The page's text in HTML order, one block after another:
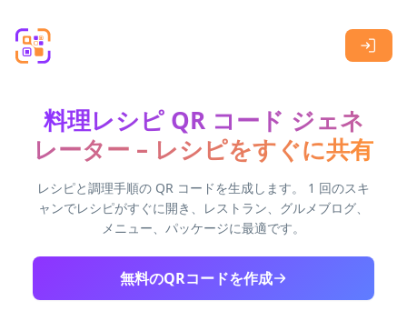
料理レシピ QR コード ジェネ
レーター – レシピをすぐに共有
レシピと調理手順の QR コードを生成します。 1 回のスキ
ャンでレシピがすぐに開き、レストラン、グルメブログ、
メニュー、パッケージに最適です。
無料のQRコードを作成